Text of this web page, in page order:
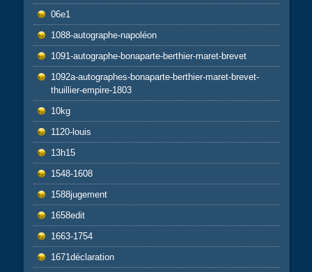
06e1
1088-autographe-napoléon
1091-autographe-bonaparte-berthier-maret-brevet
1092a-autographes-bonaparte-berthier-maret-brevet-
thuillier-empire-1803
10kg
1120-louis
13h15
1548-1608
1588jugement
1658edit
1663-1754
1671déclaration